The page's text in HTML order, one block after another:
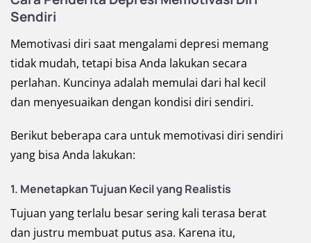
Sendiri
Memotivasi diri saat mengalami depresi memang
tidak mudah, tetapi bisa Anda lakukan secara
perlahan. Kuncinya adalah memulai dari hal kecil
dan menyesuaikan dengan kondisi diri sendiri.
Berikut beberapa cara untuk memotivasi diri sendiri
yang bisa Anda lakukan:
1. Menetapkan Tujuan Kecil yang Realistis
Tujuan yang terlalu besar sering kali terasa berat
dan justru membuat putus asa. Karena itu,